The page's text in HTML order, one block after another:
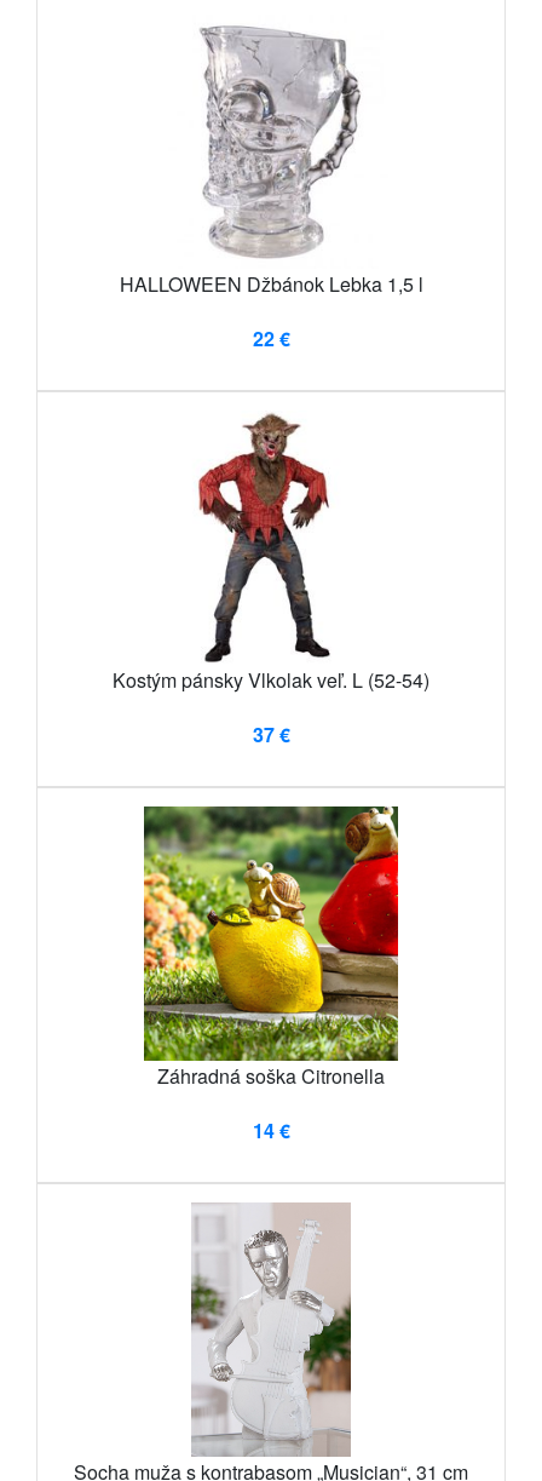
HALLOWEEN Džbánok Lebka 1,5 l
22 €
Kostým pánsky Vlkolak veľ. L (52-54)
37 €
Záhradná soška Citronella
14 €
Socha muža s kontrabasom „Musician“, 31 cm